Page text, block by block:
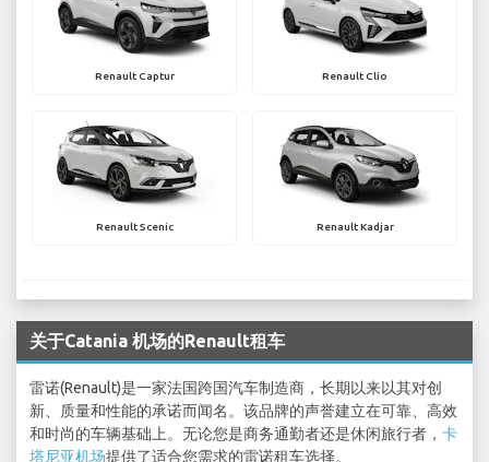
Renault Captur Renault Clio
Renault Scenic Renault Kadjar
关于Catania 机场的Renault租车
雷诺(Renault)是一家法国跨国汽车制造商，长期以来以其对创
新、质量和性能的承诺而闻名。该品牌的声誉建立在可靠、高效
和时尚的车辆基础上。无论您是商务通勤者还是休闲旅行者， 卡
塔尼亚机场提供了适合您需求的雷诺租车选择。